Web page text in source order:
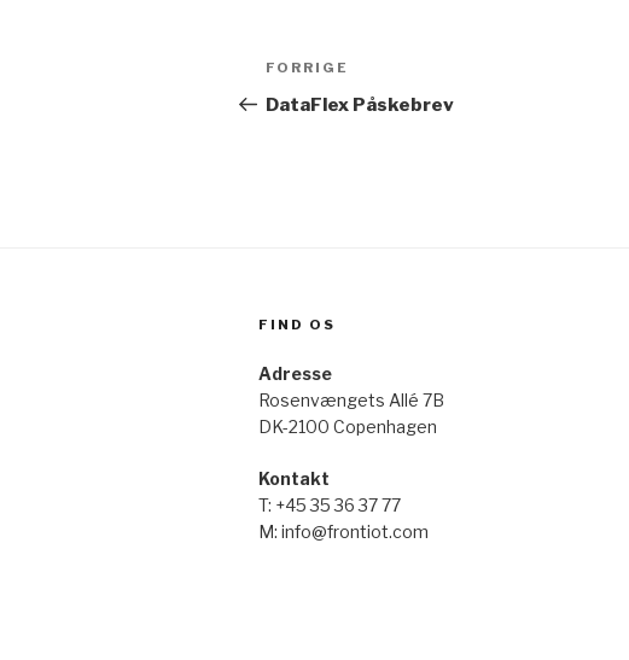
FORRIGE
DataFlex Påskebrev
FIND OS
Adresse
Rosenvængets Allé 7B
DK-2100 Copenhagen
Kontakt
T: +45 35 36 37 77
M: info@frontiot.com